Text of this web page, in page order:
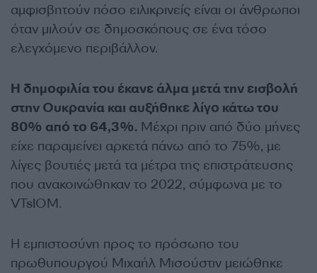
αμφισβητούν πόσο ειλικρινείς είναι οι άνθρωποι
όταν μιλούν σε δημοσκόπους σε ένα τόσο
ελεγχόμενο περιβάλλον.
Η δημοφιλία του έκανε άλμα μετά την εισβολή
στην Ουκρανία και αυξήθηκε λίγο κάτω του
80% από το 64,3%. Μέχρι πριν από δύο μήνες
είχε παραμείνει αρκετά πάνω από το 75%, με
λίγες βουτιές μετά τα μέτρα της επιστράτευσης
που ανακοινώθηκαν το 2022, σύμφωνα με το
VTsIOM.
Η εμπιστοσύνη προς το πρόσωπο του
πρωθυπουργού Μιχαήλ Μισούστιν μειώθηκε